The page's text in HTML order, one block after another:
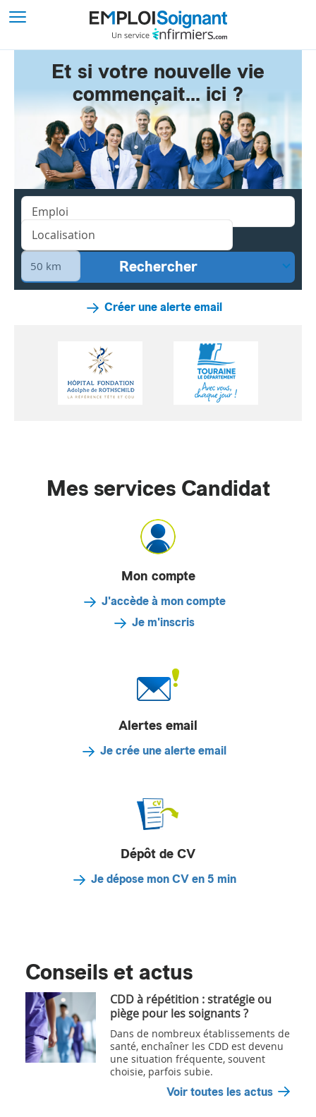
Et si votre nouvelle vie
commençait... ici ?
Créer une alerte email
Mes services Candidat
Mon compte
J'accède à mon compte
Je m'inscris
Alertes email
Je crée une alerte email
Dépôt de CV
Je dépose mon CV en 5 min
Conseils et actus
CDD à répétition : stratégie ou
piège pour les soignants ?
Dans de nombreux établissements de
santé, enchaîner les CDD est devenu
une situation fréquente, souvent
choisie, parfois subie.
Voir toutes les actus